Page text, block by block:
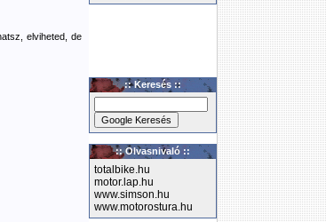
elviheted, de
:: Keresés ::
:: Olvasnivaló ::
totalbike.hu
motor.lap.hu
www.simson.hu
www.motorostura.hu